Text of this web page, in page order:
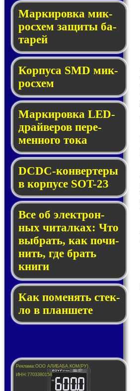
Мар­ки­ров­ка мик­
ро­схем за­щи­ты ба­
та­рей
Корпуса SMD мик­
ро­схем
Маркировка LED-
драй­ве­ров пе­ре­
мен­но­го то­ка
DCDC-кон­вер­те­ры
в кор­пу­се SOT-23
Все об элек­трон­
ных чи­тал­ках: Что
выб­рать, как по­чи­
нить, где брать
кни­ги
Как по­ме­нять стек­
ло в планшете